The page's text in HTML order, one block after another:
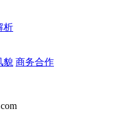
析
貌 商务合作